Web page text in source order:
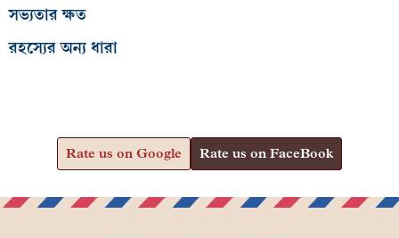
সভ্যতার ক্ষত
রহস্যের অন্য ধারা
Rate us on Google Rate us on FaceBook